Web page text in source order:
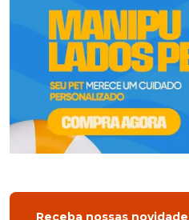
Receba nossas